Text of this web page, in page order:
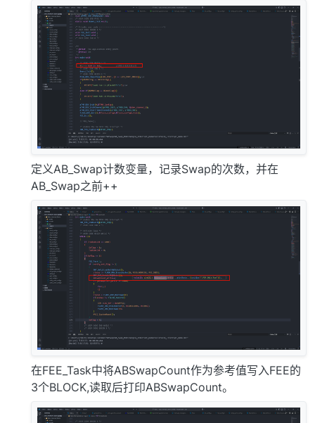
定义AB_Swap计数变量，记录Swap的次数，并在
AB_Swap之前++
在FEE_Task中将ABSwapCount作为参考值写入FEE的
3个BLOCK,读取后打印ABSwapCount。